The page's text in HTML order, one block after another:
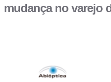
mudança no varejo